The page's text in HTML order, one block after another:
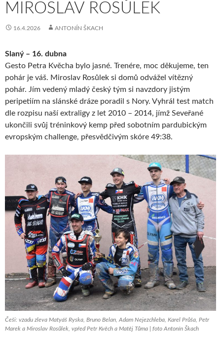
MIROSLAV ROSŮLEK
16.4.2026 ANTONÍN ŠKACH
Slaný – 16. dubna
Gesto Petra Kvěcha bylo jasné. Trenére, moc děkujeme, ten
pohár je váš. Miroslav Rosůlek si domů odvážel vítězný
pohár. Jím vedený mladý český tým si navzdory jistým
peripetiím na slánské dráze poradil s Nory. Vyhrál test match
dle rozpisu naší extraligy z let 2010 – 2014, jímž Seveřané
ukončili svůj tréninkový kemp před sobotním pardubickým
evropským challenge, přesvědčivým skóre 49:38.
Češi: vzadu zleva Matyáš Ryska, Bruno Belan, Adam Nejezchleba, Karel Průša, Petr
Marek a Miroslav Rosůlek, vpřed Petr Kvěch a Matěj Tůma | foto Antonín Škach